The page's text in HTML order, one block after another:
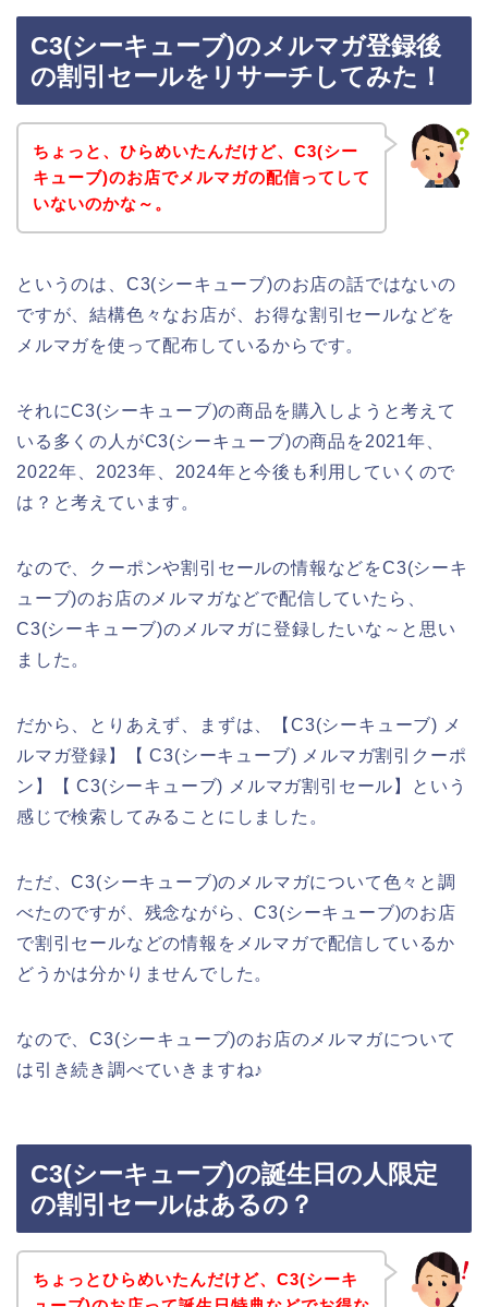
C3(シーキューブ)のメルマガ登録後
の割引セールをリサーチしてみた！
ちょっと、ひらめいたんだけど、C3(シー
キューブ)のお店でメルマガの配信ってして
いないのかな～。
というのは、C3(シーキューブ)のお店の話ではないの
ですが、結構色々なお店が、お得な割引セールなどを
メルマガを使って配布しているからです。
それにC3(シーキューブ)の商品を購入しようと考えて
いる多くの人がC3(シーキューブ)の商品を2021年、
2022年、2023年、2024年と今後も利用していくので
は？と考えています。
なので、クーポンや割引セールの情報などをC3(シーキ
ューブ)のお店のメルマガなどで配信していたら、
C3(シーキューブ)のメルマガに登録したいな～と思い
ました。
だから、とりあえず、まずは、【C3(シーキューブ) メ
ルマガ登録】【 C3(シーキューブ) メルマガ割引クーポ
ン】【 C3(シーキューブ) メルマガ割引セール】という
感じで検索してみることにしました。
ただ、C3(シーキューブ)のメルマガについて色々と調
べたのですが、残念ながら、C3(シーキューブ)のお店
で割引セールなどの情報をメルマガで配信しているか
どうかは分かりませんでした。
なので、C3(シーキューブ)のお店のメルマガについて
は引き続き調べていきますね♪
C3(シーキューブ)の誕生日の人限定
の割引セールはあるの？
ちょっとひらめいたんだけど、C3(シーキ